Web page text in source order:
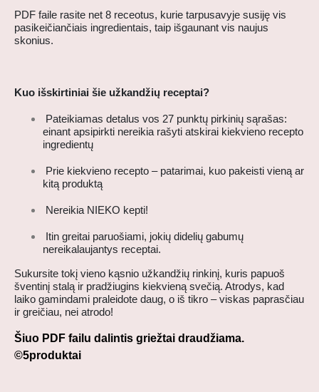
PDF faile rasite net 8 receotus, kurie tarpusavyje susiję vis
pasikeičiančiais ingredientais, taip išgaunant vis naujus
skonius.
Kuo išskirtiniai šie užkandžių receptai?
Pateikiamas detalus vos 27 punktų pirkinių sąrašas:
einant apsipirkti nereikia rašyti atskirai kiekvieno recepto
ingredientų
Prie kiekvieno recepto – patarimai, kuo pakeisti vieną ar
kitą produktą
Nereikia NIEKO kepti!
Itin greitai paruošiami, jokių didelių gabumų
nereikalaujantys receptai.
Sukursite tokį vieno kąsnio užkandžių rinkinį, kuris papuoš
šventinį stalą ir pradžiugins kiekvieną svečią. Atrodys, kad
laiko gamindami praleidote daug, o iš tikro – viskas paprasčiau
ir greičiau, nei atrodo!
Šiuo PDF failu dalintis griežtai draudžiama.
©5produktai